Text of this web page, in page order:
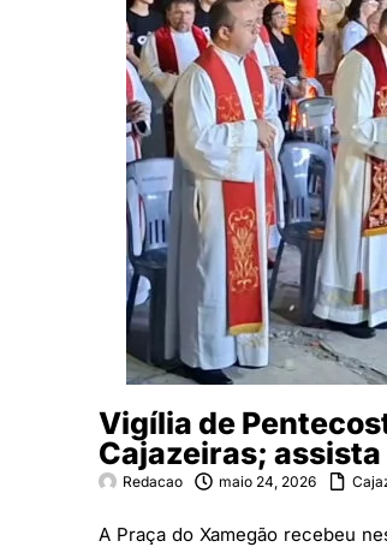
Vigília de
Cajazeiras; assista
Redacao maio 24, 2026
A Praça do Xamegão recebeu